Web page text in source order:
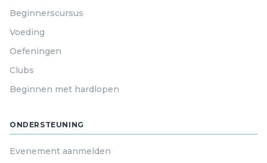
Beginnerscursus
Voeding
Oefeningen
Clubs
Beginnen met hardlopen
ONDERSTEUNING
Evenement aanmelden